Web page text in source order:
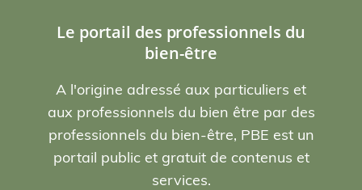
Le portail des professionnels du
bien-être
A l'origine adressé aux particuliers et
aux professionnels du bien être par des
professionnels du bien-être, PBE est un
portail public et gratuit de contenus et
services.